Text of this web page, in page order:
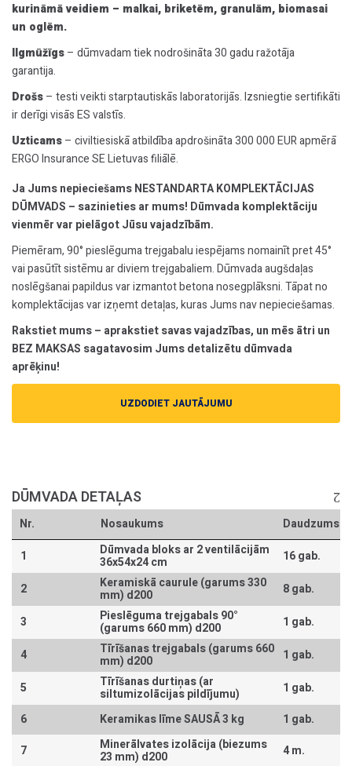
kurināmā veidiem – malkai, briketēm, granulām, biomasai
un oglēm.
Ilgmūžīgs– dūmvadam tiek nodrošināta 30 gadu ražotāja
garantija.
Drošs– testi veikti starptautiskās laboratorijās. Izsniegtie sertifikāti
ir derīgi visās ES valstīs.
Uzticams– civiltiesiskā atbildība apdrošināta 300 000 EUR apmērā
ERGO Insurance SE Lietuvas filiālē.
Ja Jums nepieciešams NESTANDARTA KOMPLEKTĀCIJAS
DŪMVADS – sazinieties ar mums! Dūmvada komplektāciju
vienmēr var pielāgot Jūsu vajadzībām.
Piemēram, 90° pieslēguma trejgabalu iespējams nomainīt pret 45°
vai pasūtīt sistēmu ar diviem trejgabaliem. Dūmvada augšdaļas
noslēgšanai papildus var izmantot betona nosegplāksni. Tāpat no
komplektācijas var izņemt detaļas, kuras Jums nav nepieciešamas.
Rakstiet mums – aprakstiet savas vajadzības, un mēs ātri un
BEZ MAKSAS sagatavosim Jums detalizētu dūmvada
aprēķinu!
UZDODIET JAUTĀJUMU
DŪMVADA DETAĻAS
Nr. Nosaukums
Daudzums
1
Dūmvada bloks ar 2 ventilācijām
36x54x24 cm
16 gab.
2
Keramiskā caurule (garums 330
mm) d200
8 gab.
3
Pieslēguma trejgabals 90°
(garums 660 mm) d200
1 gab.
4
Tīrīšanas trejgabals (garums 660
mm) d200
1 gab.
5
Tīrīšanas durtiņas (ar
siltumizolācijas pildījumu)
1 gab.
6
Keramikas līme SAUSĀ 3 kg
1 gab.
7
Minerālvates izolācija (biezums
23 mm) d200
4 m.